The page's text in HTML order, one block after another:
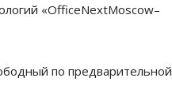
«OfficeNextMoscow–
по предварительной